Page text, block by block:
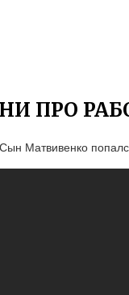
ПРО
Матвивенко